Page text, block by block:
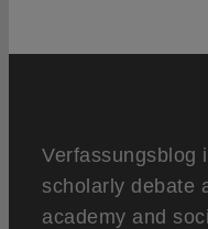
Verfassungsblog
scholarly debate
academy and